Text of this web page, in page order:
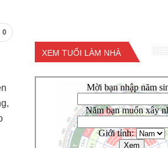
0
XEM TUỔI LÀM NHÀ